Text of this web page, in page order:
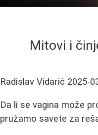
Mitovi i
Radislav Vidarić 2025-
Da li se vagina može
pružamo savete za